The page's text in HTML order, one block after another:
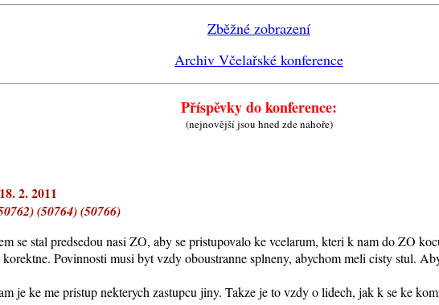
Zběžné zobrazení
Archiv Včelařské konference
Příspěvky do konference:
(nejnovější jsou hned zde nahoře)
2. 2011
(50764) (50766)
se stal predsedou nasi ZO, aby se pristupovalo ke vcelarum, kteri k nam do ZO
Povinnosti musi byt vzdy oboustranne splneny, abychom meli cisty stul.
je ke me pristup nekterych zastupcu jiny. Takze je to vzdy o lidech, jak k se ke